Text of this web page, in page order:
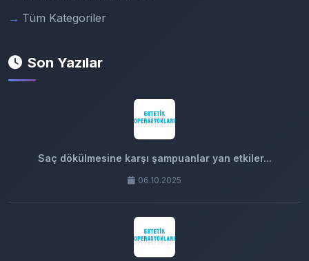
Tüm Kategoriler
Son Yazılar
Saç dökülmesine karşı şampuanlar yan etkiler...
06.10.2025